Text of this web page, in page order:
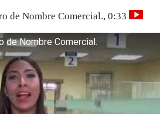
de Nombre Comercial., 0:33
de Nombre Comercial.